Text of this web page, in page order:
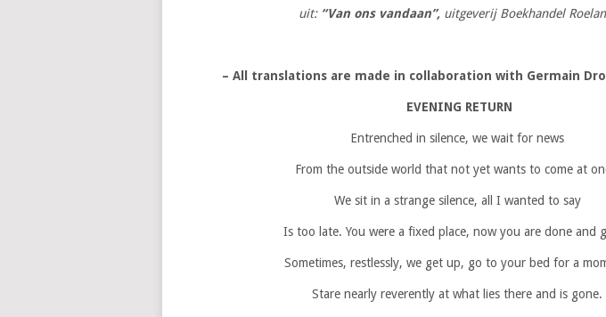
uit:“Van ons vandaan”, uitgeverij Boekhandel
– All translations are made in collaboration with Germain
EVENING RETURN
Entrenched in silence, we wait for news
From the outside world that not yet wants to come at
We sit in a strange silence, all I wanted to say
Is too late. You were a fixed place, now you are done and
Sometimes, restlessly, we get up, go to your bed for a
Stare nearly reverently at what lies there and is gone.